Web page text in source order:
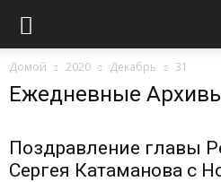
Домой 2020 Декабрь 31
Ежедневные
Поздравление главы
Сергея Катаманова с